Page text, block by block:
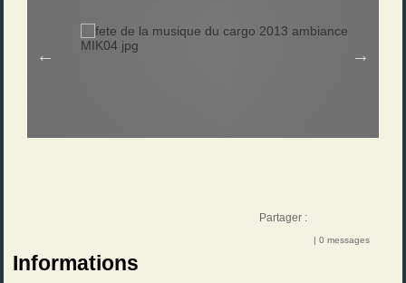
Partager :
| 0 messages
Informations